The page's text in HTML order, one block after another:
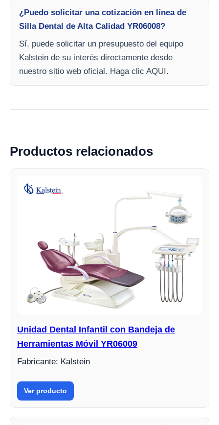
¿Puedo solicitar una cotización en línea de
Silla Dental de Alta Calidad YR06008?
Sí, puede solicitar un presupuesto del equipo
Kalstein de su interés directamente desde
nuestro sitio web oficial. Haga clic AQUI.
Productos relacionados
Unidad Dental Infantil con Bandeja de
Herramientas Móvil YR06009
Fabricante: Kalstein
Ver producto